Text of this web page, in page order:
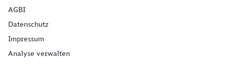
AGBI
Datenschutz
Impressum
Analyse verwalten